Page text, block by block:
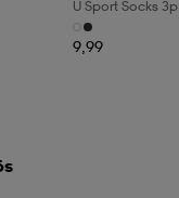
U Sport Socks 3p
9,99